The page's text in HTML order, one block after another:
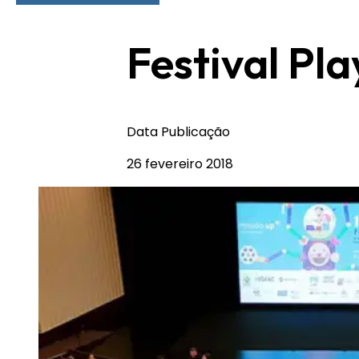
Festival
Data Publicação
26 fevereiro 2018